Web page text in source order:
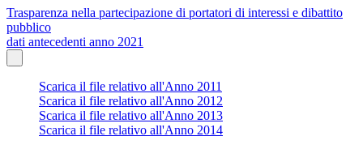
Trasparenza nella partecipazione di portatori di interessi e dibattito
pubblico
dati antecedenti anno 2021
Scarica il file relativo all'Anno 2011
Scarica il file relativo all'Anno 2012
Scarica il file relativo all'Anno 2013
Scarica il file relativo all'Anno 2014